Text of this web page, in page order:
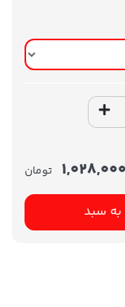
1,028,000 تومان
به سبد